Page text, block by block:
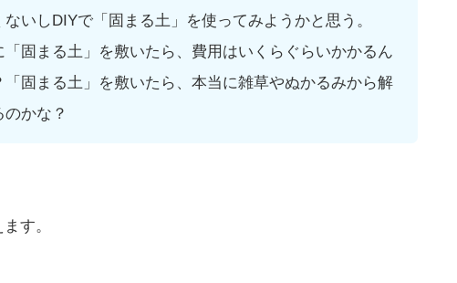
ないしDIYで「固まる土」を使ってみようかと思う。
「固まる土」を敷いたら、費用はいくらぐらいかかるん
「固まる土」を敷いたら、本当に雑草やぬかるみから解
のかな？
す。